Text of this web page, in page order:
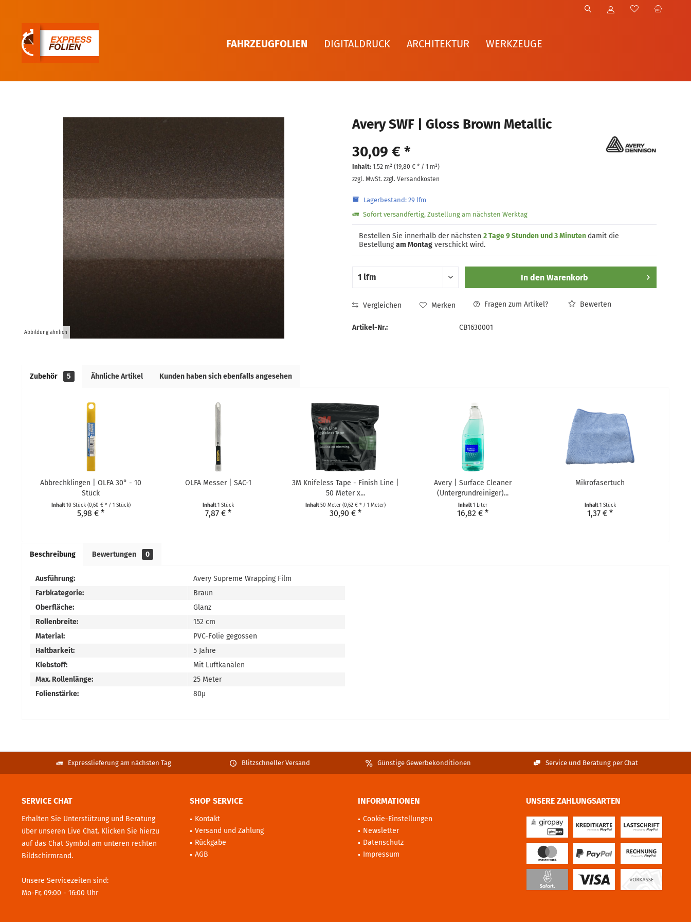
FAHRZEUGFOLIEN DIGITALDRUCK ARCHITEKTUR WERKZEUGE
Abbildung ähnlich
Avery SWF | Gloss Brown Metallic
30,09 € *
Inhalt: 1.52 m² (19,80 €* / 1 m²)
zzgl. MwSt. zzgl. Versandkosten
Lagerbestand: 29 lfm
Sofort versandfertig, Zustellung am nächsten Werktag
Bestellen Sie innerhalb der nächsten 2 Tage 9 Stunden und 3 Minuten damit die
Bestellungam Montagverschickt wird.
In den Warenkorb
Vergleichen Merken Fragen zum Artikel? Bewerten
Artikel-Nr.: CB1630001
Zubehör 5 Ähnliche Artikel Kunden haben sich ebenfalls angesehen
Abbrechklingen | OLFA 30° - 10
Stück
Inhalt10 Stück (0,60 € * / 1 Stück)
5,98 € *
OLFA Messer | SAC-1
Inhalt1 Stück
7,87 € *
3M Knifeless Tape - Finish Line |
50 Meter x...
Inhalt50 Meter (0,62 € * / 1 Meter)
30,90 € *
Avery | Surface Cleaner
(Untergrundreiniger)...
Inhalt1 Liter
16,82 € *
Mikrofasertuch
Inhalt1 Stück
1,37 € *
Beschreibung Bewertungen 0
Ausführung:
Avery Supreme Wrapping Film
Farbkategorie:
Braun
Oberfläche:
Glanz
Rollenbreite:
152 cm
Material:
PVC-Folie gegossen
Haltbarkeit:
5 Jahre
Klebstoff:
Mit Luftkanälen
Max. Rollenlänge:
25 Meter
Folienstärke:
80µ
Expresslieferung am nächsten Tag Blitzschneller Versand Günstige Gewerbekonditionen Service und Beratung per Chat
SERVICE CHAT
Erhalten Sie Unterstützung und Beratung
über unseren Live Chat. Klicken Sie hierzu
auf das Chat Symbol am unteren rechten
Bildschirmrand.
Unsere Servicezeiten sind:
Mo-Fr, 09:00 - 16:00 Uhr
SHOP SERVICE
Kontakt
Versand und Zahlung
Rückgabe
AGB
INFORMATIONEN
Cookie-Einstellungen
Newsletter
Datenschutz
Impressum
UNSERE ZAHLUNGSARTEN